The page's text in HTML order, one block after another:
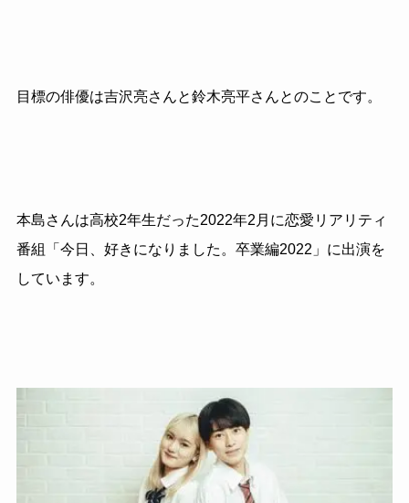
目標の俳優は吉沢亮さんと鈴木亮平さんとのことです。
本島さんは高校2年生だった2022年2月に恋愛リアリティ
番組「今日、好きになりました。卒業編2022」に出演を
しています。